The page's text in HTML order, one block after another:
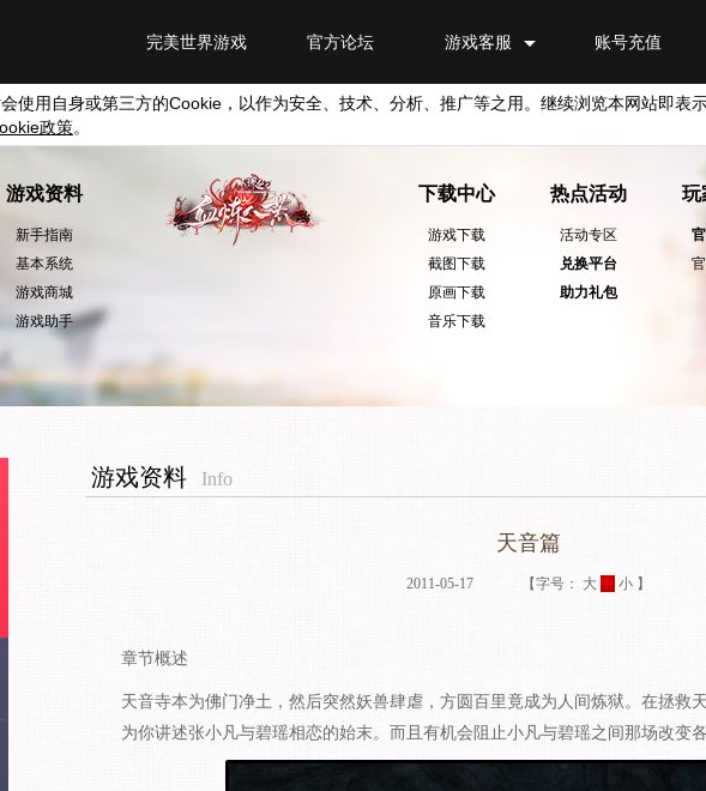
账号充值
游戏客服
官方论坛
完美世界游戏
使用自身或第三方的Cookie ，以作为安全、技术、分析、推广等之用。继续浏览本网站即表
政策。
游戏资料
新手指南
基本系统
游戏商城
游戏助手
下载中心
游戏下载
截图下载
原画下载
音乐下载
热点活动
活动专区
兑换平台
助力礼包
玩
游戏资料 Info
天音篇
2011-05-17 【字号： 大 中 小 】
章节概述
天音寺本为佛门净土，然后突然妖兽肆虐，方圆百里竟成为人间炼狱。在拯救
为你讲述张小凡与碧瑶相恋的始末。而且有机会阻止小凡与碧瑶之间那场改变